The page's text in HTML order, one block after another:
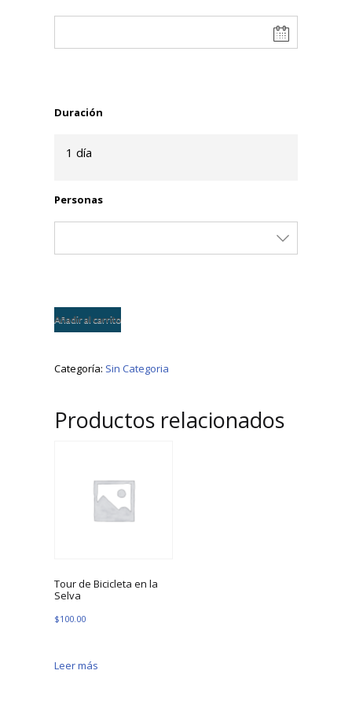
Duración
1 día
Personas
Añadir al carrito
Categoría: Sin Categoria
Productos relacionados
Tour de Bicicleta en la
Selva
$100.00
Leer más